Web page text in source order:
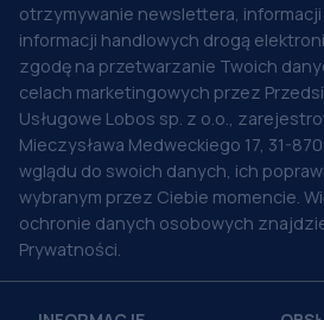
otrzymywanie newslettera,
informacji handlowych drogą
zgodę na przetwarzanie Twoich
celach marketingowych przez
Usługowe Lobos sp. z o.o.,
Mieczysława Medweckiego 17, 31-
wglądu do swoich danych, ich
wybranym przez Ciebie momencie.
ochronie danych osobowych
Prywatności.